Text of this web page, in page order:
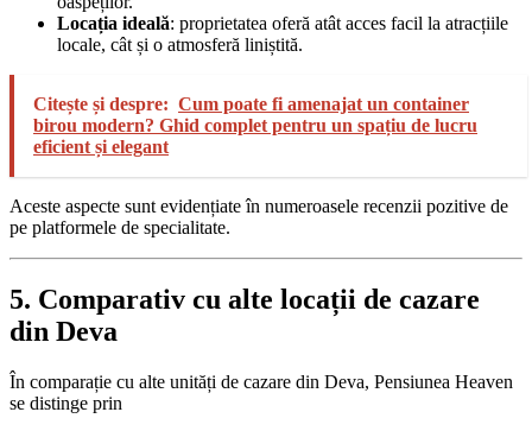
Locația ideală: proprietatea oferă atât acces facil la atracțiile
locale, cât și o atmosferă liniștită.
Citește și despre: Cum poate fi amenajat un container
birou modern? Ghid complet pentru un spațiu de lucru
eficient și elegant
Aceste aspecte sunt evidențiate în numeroasele recenzii pozitive de
pe platformele de specialitate.
5. Comparativ cu alte locații de cazare
din Deva
În comparație cu alte unități de cazare din Deva, Pensiunea Heaven
se distinge prin